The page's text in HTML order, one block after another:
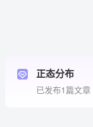
正态分布
已发布1篇文章